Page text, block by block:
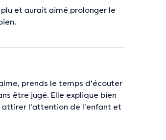
et aurait aimé prolonger le
prends le temps d'écouter
être jugé. Elle explique bien
attirer l'attention de l'enfant et